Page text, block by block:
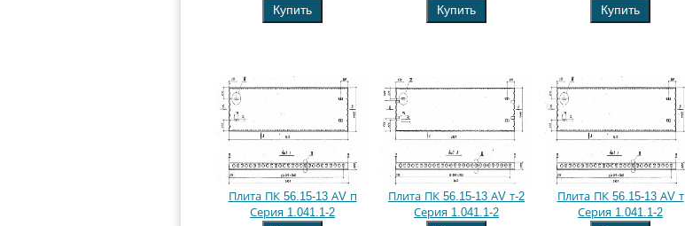
Купить Купить Купить
Плита ПК 56.15-13 АV п
Серия 1.041.1-2
Плита ПК 56.15-13 АV т-2
Серия 1.041.1-2
Плита ПК 56.15-13 АV т
Серия 1.041.1-2